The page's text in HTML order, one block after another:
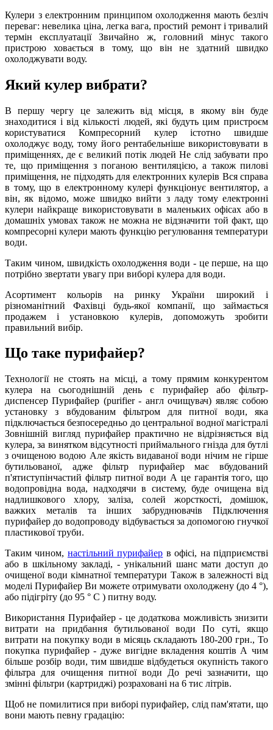
Кулери з електронним принципом охолодження мають безліч
переваг: невелика ціна, легка вага, простий ремонт і тривалий
термін експлуатації Звичайно ж, головний мінус такого
пристрою ховається в тому, що він не здатний швидко
охолоджувати воду.
Який кулер вибрати?
В першу чергу це залежить від місця, в якому він буде
знаходитися і від кількості людей, які будуть цим пристроєм
користуватися Компресорний кулер істотно швидше
охолоджує воду, тому його рентабельніше використовувати в
приміщеннях, де є великий потік людей Не слід забувати про
те, що приміщення з поганою вентиляцією, а також пилові
приміщення, не підходять для електронних кулерів Вся справа
в тому, що в електронному кулері функціонує вентилятор, а
він, як відомо, може швидко вийти з ладу тому електронні
кулери найкраще використовувати в маленьких офісах або в
домашніх умовах також не можна не відзначити той факт, що
компресорні кулери мають функцію регулювання температури
води.
Таким чином, швидкість охолодження води - це перше, на що
потрібно звертати увагу при виборі кулера для води.
Асортимент кольорів на ринку України широкий і
різноманітний Фахівці будь-якої компанії, що займається
продажем і установкою кулерів, допоможуть зробити
правильний вибір.
Що таке пурифайер?
Технології не стоять на місці, а тому прямим конкурентом
кулера на сьогоднішній день є пурифайер або фільтр-
диспенсер Пурифайер (purifier - англ очищувач) являє собою
установку з вбудованим фільтром для питної води, яка
підключається безпосередньо до центральної водної магістралі
Зовнішній вигляд пурифайер практично не відрізняється від
кулера, за винятком відсутності приймального гнізда для бутлі
з очищеною водою Але якість видаваної води нічим не гірше
бутильованої, адже фільтр пурифайер має вбудований
п'ятиступінчастий фільтр питної води А це гарантія того, що
водопровідна вода, надходячи в систему, буде очищена від
надлишкового хлору, заліза, солей жорсткості, домішок,
важких металів та інших забруднювачів Підключення
пурифайер до водопроводу відбувається за допомогою гнучкої
пластикової труби.
Таким чином, настільний пурифайер в офісі, на підприємстві
або в шкільному закладі, - унікальний шанс мати доступ до
очищеної води кімнатної температури Також в залежності від
моделі Пурифайер Ви можете отримувати охолоджену (до 4 °),
або підігріту (до 95 ° C ) питну воду.
Використання Пурифайер - це додаткова можливість знизити
витрати на придбання бутильованої води По суті, якщо
витрати на покупку води в місяць складають 180-200 грн., То
покупка пурифайер - дуже вигідне вкладення коштів А чим
більше розбір води, тим швидше відбудеться окупність такого
фільтра для очищення питної води До речі зазначити, що
змінні фільтри (картриджі) розраховані на 6 тис літрів.
Щоб не помилитися при виборі пурифайер, слід пам'ятати, що
вони мають певну градацію: